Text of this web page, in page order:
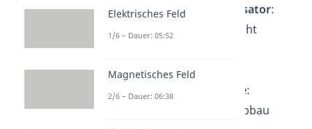
Spannung am Kondensator:
Ladungsungleichgewicht
Kondensatorplatten
Vorgänge an der Spule:
Entladevorgang und Abbau
Elektrisches Feld
1/6 – Dauer: 05:52
Magnetisches Feld
2/6 – Dauer: 06:38